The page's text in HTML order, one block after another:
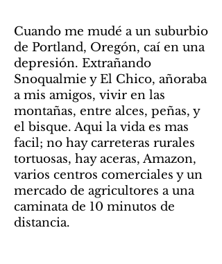
Cuando me mudé a un suburbio
de Portland, Oregón, caí en una
depresión. Extrañando
Snoqualmie y El Chico, añoraba
a mis amigos, vivir en las
montañas, entre alces, peñas, y
el bisque. Aqui la vida es mas
facil; no hay carreteras rurales
tortuosas, hay aceras, Amazon,
varios centros comerciales y un
mercado de agricultores a una
caminata de 10 minutos de
distancia.